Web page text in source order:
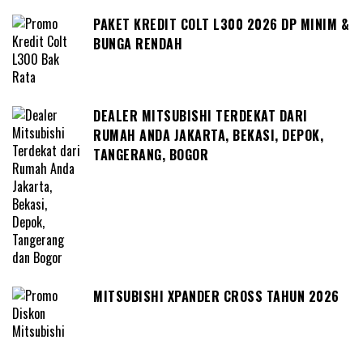
PAKET KREDIT COLT L300 2026 DP MINIM &
BUNGA RENDAH
DEALER MITSUBISHI TERDEKAT DARI
RUMAH ANDA JAKARTA, BEKASI, DEPOK,
TANGERANG, BOGOR
MITSUBISHI XPANDER CROSS TAHUN 2026